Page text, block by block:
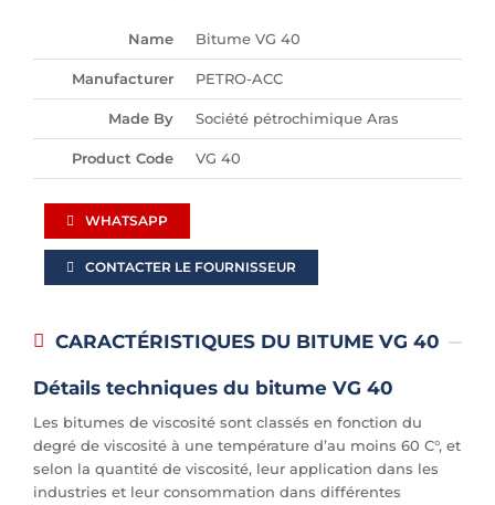
Name Bitume VG 40
Manufacturer PETRO-ACC
Made By Société pétrochimique Aras
Product Code VG 40
WHATSAPP
CONTACTER LE FOURNISSEUR
CARACTÉRISTIQUES DU BITUME VG 40
Détails techniques du bitume VG 40
Les bitumes de viscosité sont classés en fonction du
degré de viscosité à une température d’au moins 60 C°, et
selon la quantité de viscosité, leur application dans les
industries et leur consommation dans différentes